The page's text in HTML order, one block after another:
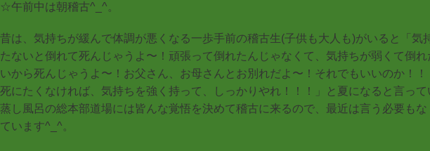
☆午前中は朝稽古^_^。
昔は、気持ちが緩んで体調が悪くなる一歩手前の稽古生(子供も大人も)がいると「気
たないと倒れて死んじゃうよ〜！頑張って倒れたんじゃなくて、気持ちが弱くて倒
いから死んじゃうよ〜！お父さん、お母さんとお別れだよ〜！それでもいいのか！！
死にたくなければ、気持ちを強く持って、しっかりやれ！！！」と夏になると言って
蒸し風呂の総本部道場には皆んな覚悟を決めて稽古に来るので、最近は言う必要もな
ています^_^。